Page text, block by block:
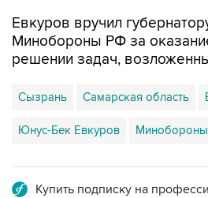
Евкуров вручил
Минобороны РФ за
решении задач,
Сызрань Самарская область
Юнус-Бек Евкуров
Купить подписку на